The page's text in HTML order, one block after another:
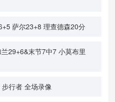
萨尔23+8 理查德森20分
29+6&末节7中7 小莫布里
行者 全场录像